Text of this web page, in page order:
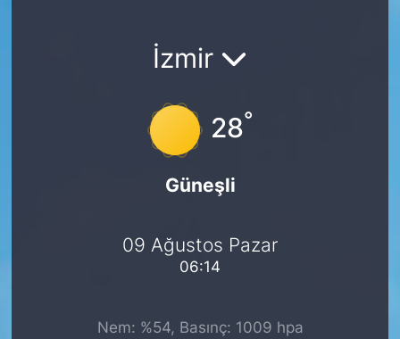
İzmir
28°
Güneşli
09 Ağustos Pazar
06:14
Nem: %54, Basınç: 1009 hpa